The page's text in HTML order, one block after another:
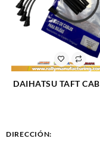
DAIHATSU TAFT
DIRECCIÓN: